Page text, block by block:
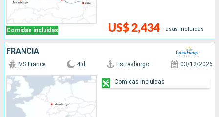
Comidas incluidas US$ 2,434 Tasas incluidas
FRANCIA
MS France 4 d Estrasburgo 03/12/2026
Comidas incluidas